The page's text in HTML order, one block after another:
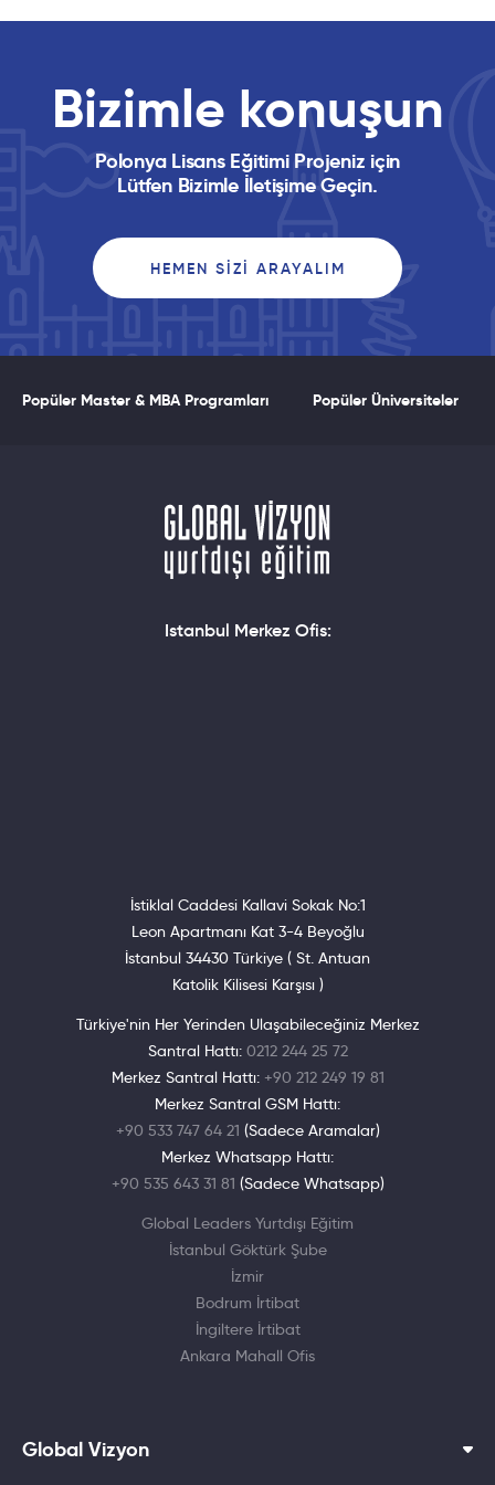
Üniversite Tercihlerinde Belirleyici
Şartları ve Yaşam Koşulları
Bizimle konuşun
Polonya Lisans Eğitimi Projeniz için
Lütfen Bizimle İletişime Geçin.
HEMEN SIZI ARAYALIM
Popüler Master & MBA Programları Popüler Üniversiteler
Istanbul Merkez Ofis:
İstiklal Caddesi Kallavi Sokak No:1
Leon Apartmanı Kat 3-4 Beyoğlu
İstanbul 34430 Türkiye ( St. Antuan
Katolik Kilisesi Karşısı )
Türkiye'nin Her Yerinden Ulaşabileceğiniz Merkez
Santral Hattı: 0212 244 25 72
Merkez Santral Hattı: +90 212 249 19 81
Merkez Santral GSM Hattı:
+90 533 747 64 21 (Sadece Aramalar)
Merkez Whatsapp Hattı:
+90 535 643 31 81 (Sadece Whatsapp)
Global Leaders Yurtdışı Eğitim
İstanbul Göktürk Şube
İzmir
Bodrum İrtibat
İngiltere İrtibat
Ankara Mahall Ofis
Global Vizyon